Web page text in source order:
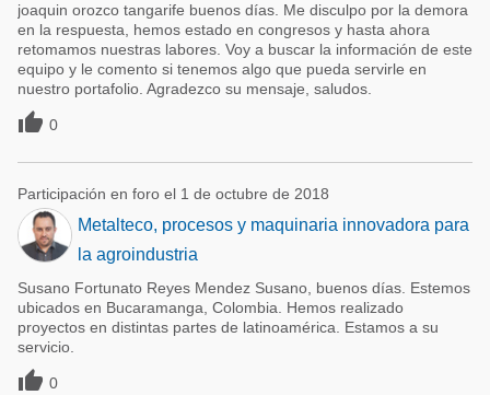
joaquin orozco tangarife buenos días. Me disculpo por la demora
en la respuesta, hemos estado en congresos y hasta ahora
retomamos nuestras labores. Voy a buscar la información de este
equipo y le comento si tenemos algo que pueda servirle en
nuestro portafolio. Agradezco su mensaje, saludos.
 0
Participación en foro el 1 de octubre de 2018
Metalteco, procesos y maquinaria innovadora para
la agroindustria
Susano Fortunato Reyes Mendez Susano, buenos días. Estemos
ubicados en Bucaramanga, Colombia. Hemos realizado
proyectos en distintas partes de latinoamérica. Estamos a su
servicio.
 0